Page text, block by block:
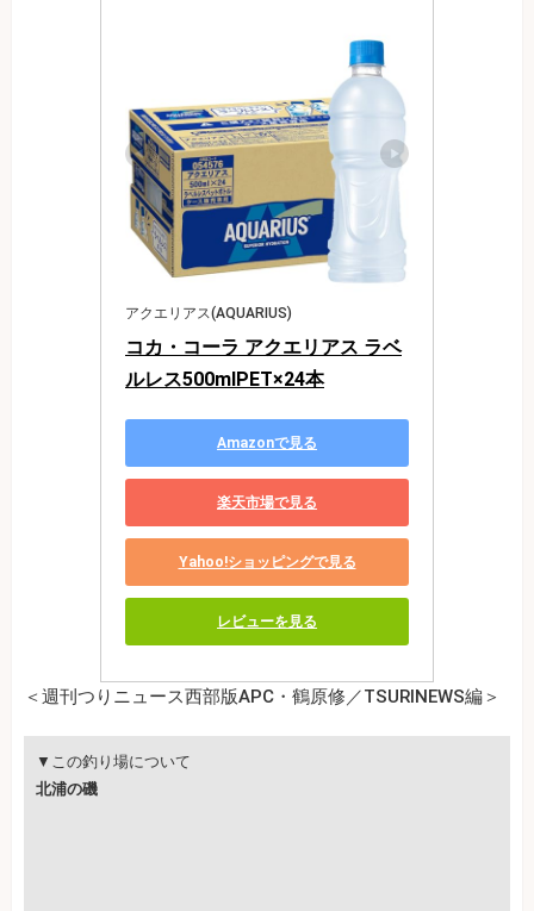
アクエリアス(AQUARIUS)
コカ・コーラ アクエリアス ラベ
ルレス500mlPET×24本
Amazonで見る
楽天市場で見る
Yahoo!ショッピングで見る
レビューを見る
＜週刊つりニュース西部版APC・鶴原修／TSURINEWS編＞
▼この釣り場について
北浦の磯